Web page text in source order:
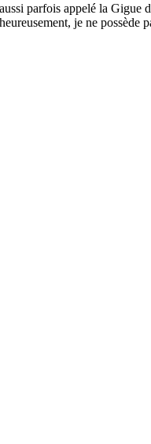
parfois appelé la
je ne possède